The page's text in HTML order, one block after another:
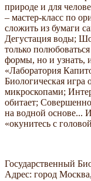
природе и для
– мастер-класс по
сложить из бумаги
Дегустация воды;
только
формы, но и узнать,
«Лаборатория
Биологическая игра
микроскопами;
обитает;
на водной основе...
«окунитесь с
Государственный
Адрес: город